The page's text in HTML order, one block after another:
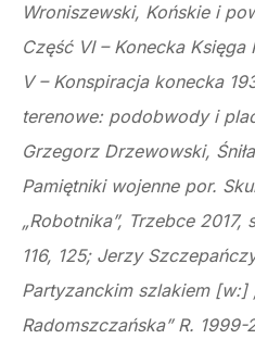
Wroniszewski, Końskie i
Część VI – Konecka
V – Konspiracja konecka
terenowe: podobwody i
Grzegorz Drzewowski,
Pamiętniki wojenne por.
„Robotnika”, Trzebce
116, 125; Jerzy
Partyzanckim szlakiem [w:]
Radomszczańska” R.